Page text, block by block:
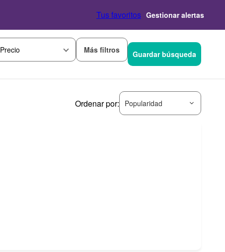
Tus favoritos Gestionar alertas
Precio Más filtros Guardar búsqueda
Ordenar por: Popularidad